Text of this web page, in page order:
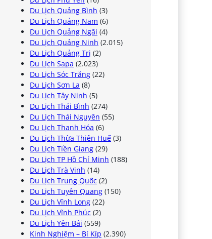
Du Lịch Quảng Bình (3)
Du Lịch Quảng Nam (6)
Du Lịch Quảng Ngãi (4)
Du Lịch Quảng Ninh (2.015)
Du Lịch Quảng Trị (2)
Du Lịch Sapa (2.023)
Du Lịch Sóc Trăng (22)
Du Lịch Sơn La (8)
Du Lịch Tây Ninh (5)
Du Lịch Thái Bình (274)
Du Lịch Thái Nguyên (55)
Du Lịch Thanh Hóa (6)
Du Lịch Thừa Thiên Huế (3)
Du Lịch Tiền Giang (29)
Du Lịch TP Hồ Chí Minh (188)
Du Lịch Trà Vinh (14)
Du Lịch Trung Quốc (2)
Du Lịch Tuyên Quang (150)
Du Lịch Vĩnh Long (22)
Du Lịch Vĩnh Phúc (2)
Du Lịch Yên Bái (559)
Kinh Nghiệm – Bí Kíp (2.390)